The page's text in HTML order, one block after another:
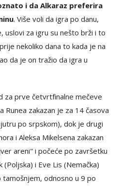
i da Alkaraz preferira
. Više voli da igra po danu,
uslovi za igru su nešto brži i to
nekoliko dana to kada je na
da je on tražio da igra u
za prve četvrtfinalne mečeve
Runea zakazan je za 14 časova
po srpskom), dok je drugi
i Aleksa Mikelsena zakazan
areni" i počeće po završetku
i Eve Lis (Nemačka)
odnosno u 9 po